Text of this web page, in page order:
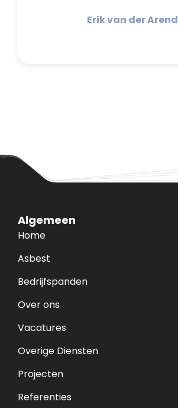
Erik van der Arend
Algemeen
Home
Asbest
Bedrijfspanden
Over ons
Vacatures
Overige Diensten
Projecten
Referenties